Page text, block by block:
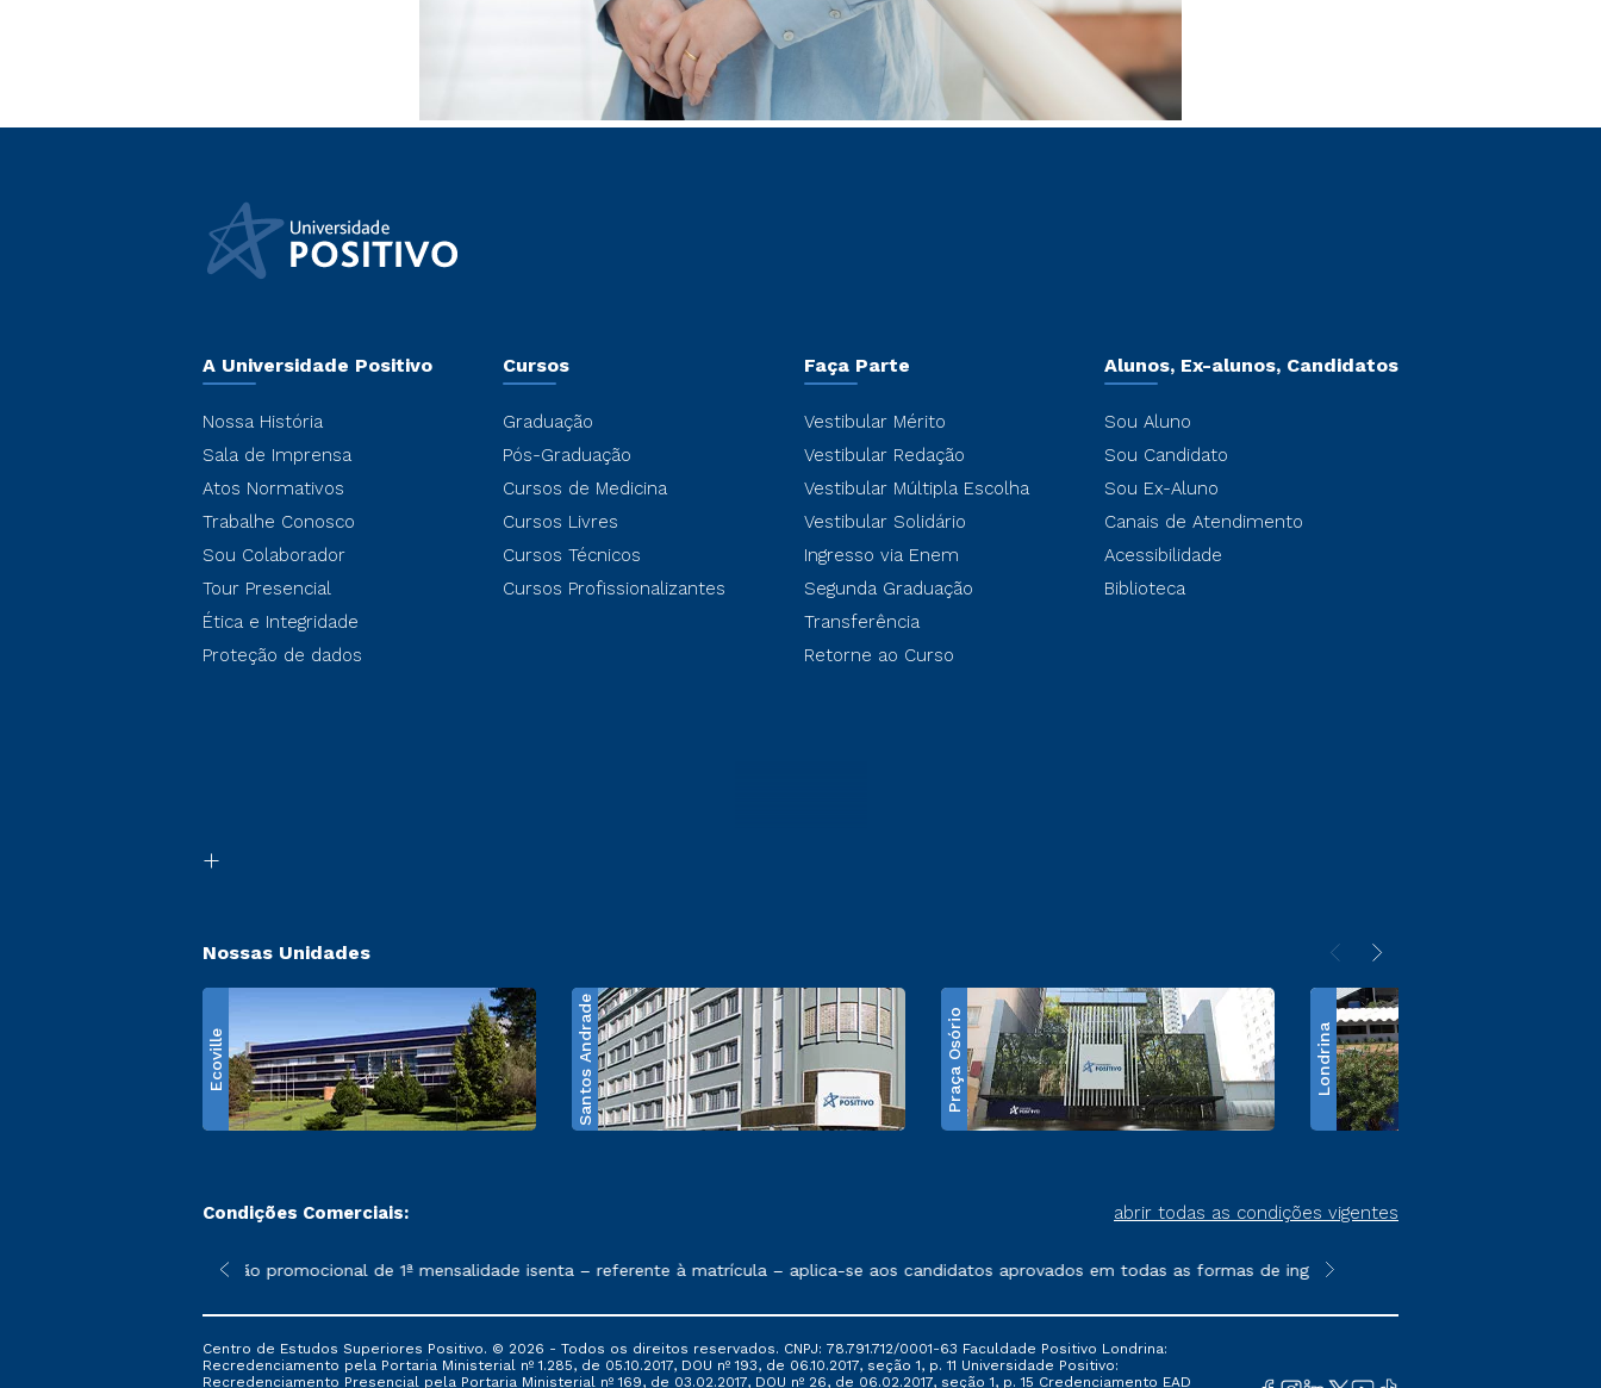
A Universidade Positivo
Nossa História
Sala de Imprensa
Atos Normativos
Trabalhe Conosco
Sou Colaborador
Tour Presencial
Ética e Integridade
Proteção de dados
Cursos
Graduação
Pós-Graduação
Cursos de Medicina
Cursos Livres
Cursos Técnicos
Cursos Profissionalizantes
Faça Parte
Vestibular Mérito
Vestibular Redação
Vestibular Múltipla Escolha
Vestibular Solidário
Ingresso via Enem
Segunda Graduação
Transferência
Retorne ao Curso
Alunos, Ex-alunos, Candidatos
Sou Aluno
Sou Candidato
Sou Ex-Aluno
Canais de Atendimento
Acessibilidade
Biblioteca
Nossas Unidades
Ecoville Santos Andrade Praça Osório Londrina
Condições Comerciais: abrir todas as condições vigentes
sofrer alterações nos períodos de rematrícula conforme exposto no contrato de prestação de serviços
*A condição promocional de 1ª mensalidade isenta – referente à matrícula – aplica-se aos candidatos aprovados em todas as formas de ingresso, exceto na prova on-line ou
**Semipresencial é um formato do
Centro de Estudos Superiores Positivo. © 2026 - Todos os direitos reservados. CNPJ: 78.791.712/0001-63 Faculdade Positivo Londrina:
Recredenciamento pela Portaria Ministerial nº 1.285, de 05.10.2017, DOU nº 193, de 06.10.2017, seção 1, p. 11 Universidade Positivo:
Recredenciamento Presencial ​pela Portaria Ministerial nº 169, de 03.02.2017, DOU nº 26, de 06.02.2017, seção 1, p. 15 Credenciamento EAD